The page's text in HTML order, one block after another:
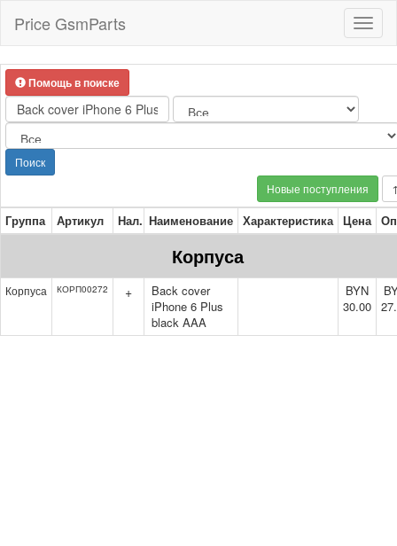
Price GsmParts
Помощь в поиске
Поиск
Новые поступления
Группа Артикул Нал. Наименование Характеристика Цена
Корпуса
Корпуса КОРП00272 +
Back cover
iPhone 6 Plus
black AAA
BYN
30.00